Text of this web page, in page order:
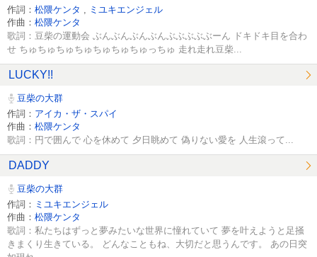
作詞： 松隈ケンタ
ミユキエンジェル
作曲： 松隈ケンタ
歌詞：豆柴の運動会 ぶんぶんぶんぶんぶぶぶぶぶーん ドキドキ目を合わ
せ ちゅちゅちゅちゅちゅちゅちゅっちゅ 走れ走れ豆柴...
LUCKY!!
豆柴の大群
作詞： アイカ・ザ・スパイ
作曲： 松隈ケンタ
歌詞：円で囲んで 心を休めて 夕日眺めて 偽りない愛を 人生滾って...
DADDY
豆柴の大群
作詞： ミユキエンジェル
作曲： 松隈ケンタ
歌詞：私たちはずっと夢みたいな世界に憧れていて 夢を叶えようと足掻
きまくり生きている。 どんなこともね、大切だと思うんです。 あの日突